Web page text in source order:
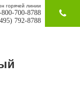
горячей линии
800-700-8788
792-8788